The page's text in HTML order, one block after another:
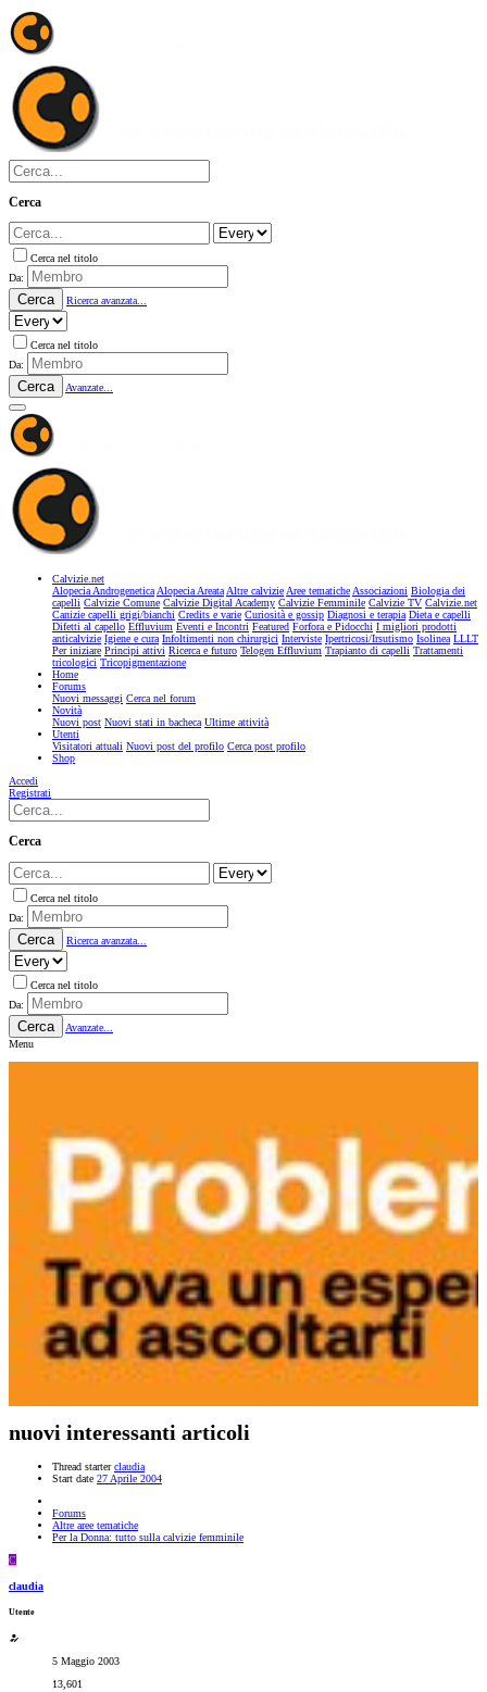
Cerca
Cerca nel titolo
Da:
Cerca Ricerca avanzata...
Cerca nel titolo
Da:
Cerca Avanzate...
Calvizie.net
Alopecia AndrogeneticaAlopecia AreataAltre calvizieAree tematicheAssociazioni Biologia dei
capelli Calvizie Comune Calvizie Digital Academy Calvizie Femminile Calvizie TV Calvizie.net
Canizie capelli grigi/bianchi Credits e varie Curiosità e gossip Diagnosi e terapia Dieta e capelli
Difetti al capello Effluvium Eventi e Incontri Featured Forfora e Pidocchi I migliori prodotti
anticalvizie Igiene e cura Infoltimenti non chirurgici Interviste Ipertricosi/Irsutismo Isolinea LLLT
Per iniziare Principi attivi Ricerca e futuro Telogen Effluvium Trapianto di capelli Trattamenti
tricologici Tricopigmentazione
Home
Forums
Nuovi messaggi Cerca nel forum
Novità
Nuovi post Nuovi stati in bacheca Ultime attività
Utenti
Visitatori attuali Nuovi post del profilo Cerca post profilo
Shop
Accedi
Registrati
Cerca
Cerca nel titolo
Da:
Cerca Ricerca avanzata...
Cerca nel titolo
Da:
Cerca
Avanzate...
Menu
nuovi interessanti articoli
Thread starter claudia
Start date 27 Aprile 2004
Forums
Altre aree tematiche
Per la Donna: tutto sulla calvizie femminile
C
claudia
Utente
5 Maggio 2003
13,601